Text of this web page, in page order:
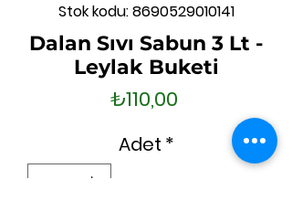
Stok kodu: 8690529010141
Dalan Sıvı Sabun 3 Lt -
Leylak Buketi
₺110,00Fiyat
Adet *